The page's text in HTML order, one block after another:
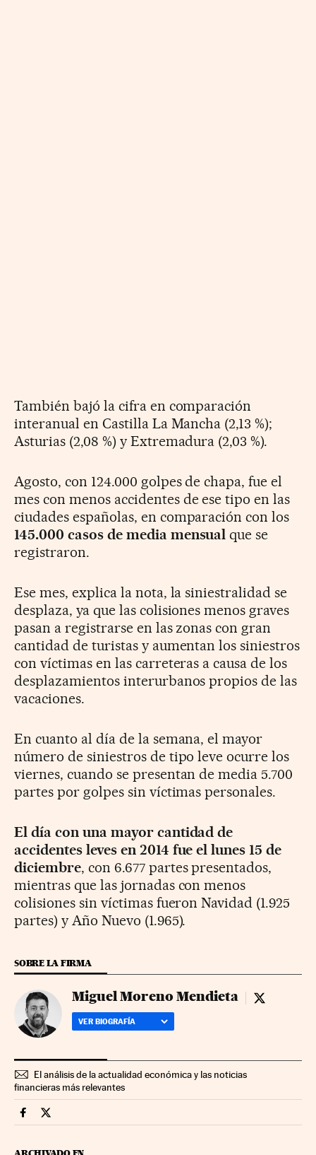
También bajó la cifra en comparación
interanual en Castilla La Mancha (2,13 %);
Asturias (2,08 %) y Extremadura (2,03 %).
Agosto, con 124.000 golpes de chapa, fue el
mes con menos accidentes de ese tipo en las
ciudades españolas, en comparación con los
145.000 casos de media mensual que se
registraron.
Ese mes, explica la nota, la siniestralidad se
desplaza, ya que las colisiones menos graves
pasan a registrarse en las zonas con gran
cantidad de turistas y aumentan los siniestros
con víctimas en las carreteras a causa de los
desplazamientos interurbanos propios de las
vacaciones.
En cuanto al día de la semana, el mayor
número de siniestros de tipo leve ocurre los
viernes, cuando se presentan de media 5.700
partes por golpes sin víctimas personales.
El día con una mayor cantidad de
accidentes leves en 2014 fue el lunes 15 de
diciembre, con 6.677 partes presentados,
mientras que las jornadas con menos
colisiones sin víctimas fueron Navidad (1.925
partes) y Año Nuevo (1.965).
SOBRE LA FIRMA
Miguel Moreno Mendieta Miguel
VER BIOGRAFÍA
El análisis de la actualidad económica y las noticias
financieras más relevantes
Mercados Financieros Cinco Días en Facebook
Mercados Financieros Cinco Días en Twitter